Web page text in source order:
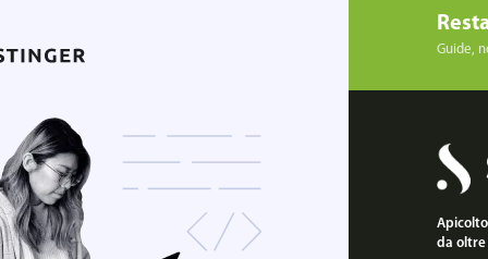
Guide,
da oltre